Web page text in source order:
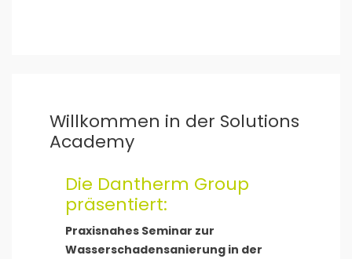
Willkommen in der Solutions
Academy
Die Dantherm Group
präsentiert:
Praxisnahes Seminar zur
Wasserschadensanierung in der